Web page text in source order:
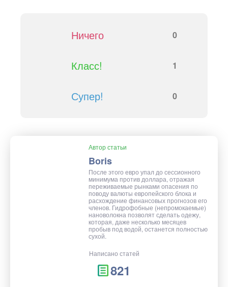
Ничего 0
Класс! 1
Супер! 0
Автор статьи
Boris
После этого евро упал до сессионного
минимума против доллара, отражая
переживаемые рынками опасения по
поводу валюты европейского блока и
расхождение финансовых прогнозов его
членов. Гидрофобные (непромокаемые)
нановолокна позволят сделать одежу,
которая, даже несколько месяцев
пробыв под водой, останется полностью
сухой.
Написано статей
821